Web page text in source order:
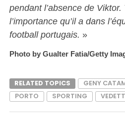
pendant l’absence de
l’importance qu’il a dans
football portugais. »
Photo by Gualter Fatia/Getty
RELATED TOPICS GENY
PORTO
SPORTING